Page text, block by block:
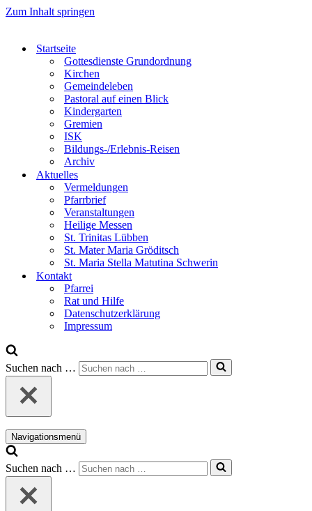
Zum Inhalt springen
Startseite
Gottesdienste Grundordnung
Kirchen
Gemeindeleben
Pastoral auf einen Blick
Kindergarten
Gremien
ISK
Bildungs-/Erlebnis-Reisen
Archiv
Aktuelles
Vermeldungen
Pfarrbrief
Veranstaltungen
Heilige Messen
St. Trinitas Lübben
St. Mater Maria Gröditsch
St. Maria Stella Matutina Schwerin
Kontakt
Pfarrei
Rat und Hilfe
Datenschutzerklärung
Impressum
Suchen nach …
Navigationsmenü
Suchen nach …